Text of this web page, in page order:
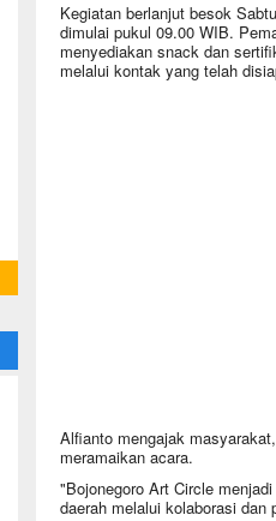
Kegiatan berlanjut besok
dimulai pukul 09.00 WIB.
menyediakan snack dan
melalui kontak yang telah
Alfianto mengajak
meramaikan acara.
"Bojonegoro Art Circle
daerah melalui kolaborasi